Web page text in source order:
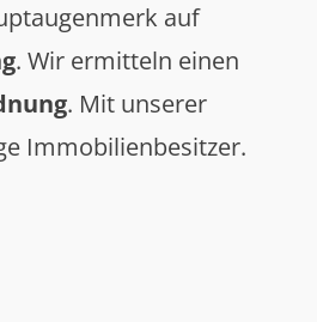
auf
. Wir ermitteln einen
. Mit unserer
Immobilienbesitzer.